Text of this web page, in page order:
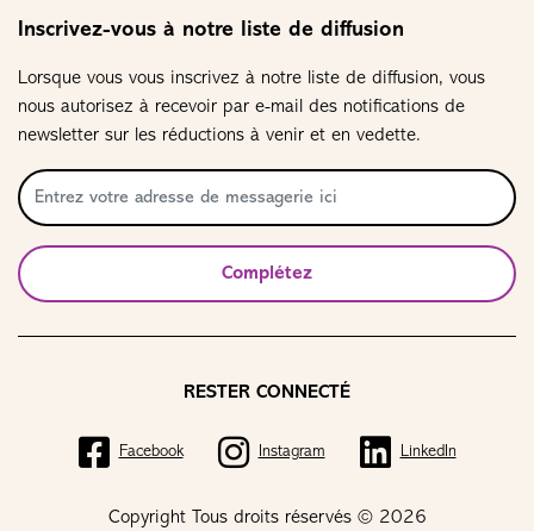
Inscrivez-vous à notre liste de diffusion
Lorsque vous vous inscrivez à notre liste de diffusion, vous
nous autorisez à recevoir par e-mail des notifications de
newsletter sur les réductions à venir et en vedette.
Complétez
Copyright Tous droits réservés © 2026
RESTER CONNECTÉ
Facebook Instagram LinkedIn